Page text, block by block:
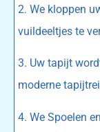
2. We kloppen
vuildeeltjes te
3. Uw tapijt
moderne
4. We Spoelen